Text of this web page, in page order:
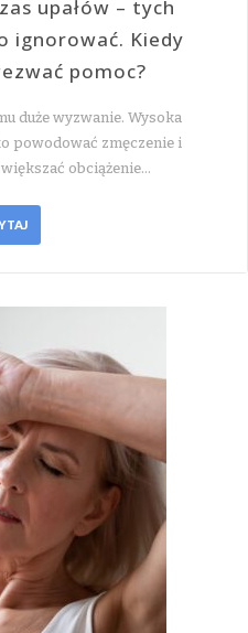
upałów – tych
ignorować. Kiedy
pomoc?
duże wyzwanie. Wysoka
powodować zmęczenie i
obciążenie…